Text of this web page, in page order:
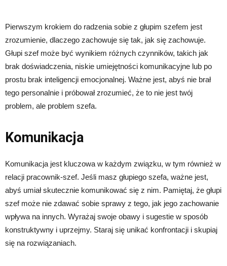
Pierwszym krokiem do radzenia sobie z głupim szefem jest
zrozumienie, dlaczego zachowuje się tak, jak się zachowuje.
Głupi szef może być wynikiem różnych czynników, takich jak
brak doświadczenia, niskie umiejętności komunikacyjne lub po
prostu brak inteligencji emocjonalnej. Ważne jest, abyś nie brał
tego personalnie i próbował zrozumieć, że to nie jest twój
problem, ale problem szefa.
Komunikacja
Komunikacja jest kluczowa w każdym związku, w tym również w
relacji pracownik-szef. Jeśli masz głupiego szefa, ważne jest,
abyś umiał skutecznie komunikować się z nim. Pamiętaj, że głupi
szef może nie zdawać sobie sprawy z tego, jak jego zachowanie
wpływa na innych. Wyrażaj swoje obawy i sugestie w sposób
konstruktywny i uprzejmy. Staraj się unikać konfrontacji i skupiaj
się na rozwiązaniach.